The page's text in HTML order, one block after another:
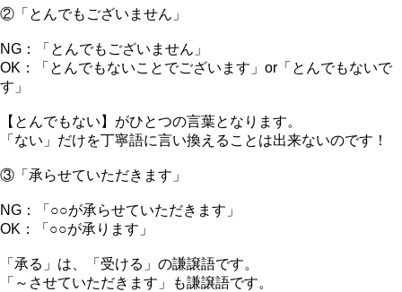
②「とんでもございません」
NG：「とんでもございません」
OK：「とんでもないことでございます」or「とんでもないで
す」
【とんでもない】がひとつの言葉となります。
「ない」だけを丁寧語に言い換えることは出来ないのです！
③「承らせていただきます」
NG：「○○が承らせていただきます」
OK：「○○が承ります」
「承る」は、「受ける」の謙譲語です。
「～させていただきます」も謙譲語です。